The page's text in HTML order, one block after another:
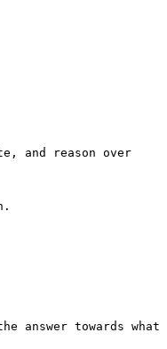
and reason over
answer towards what